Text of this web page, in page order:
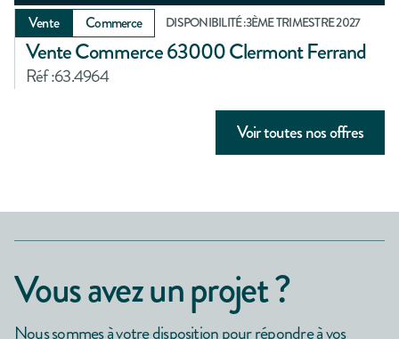
Voir toutes nos offres
Vente Commerce DISPONIBILITÉ :3ÈME TRIMESTRE 2027
Vente Commerce 63000 Clermont Ferrand
Réf :63.4964
Vous avez un projet ?
Nous sommes à votre disposition pour répondre à vos